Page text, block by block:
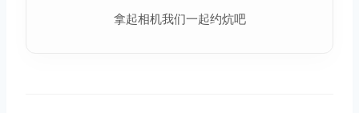
拿起相机我们一起约炕吧